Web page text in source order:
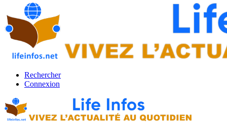
Rechercher
Connexion